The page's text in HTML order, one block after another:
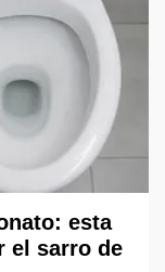
esta
el sarro de